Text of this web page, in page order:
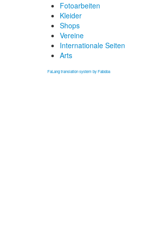
Fotoarbeiten
Kleider
Shops
Vereine
Internationale Seiten
Arts
FaLang translation system by Faboba